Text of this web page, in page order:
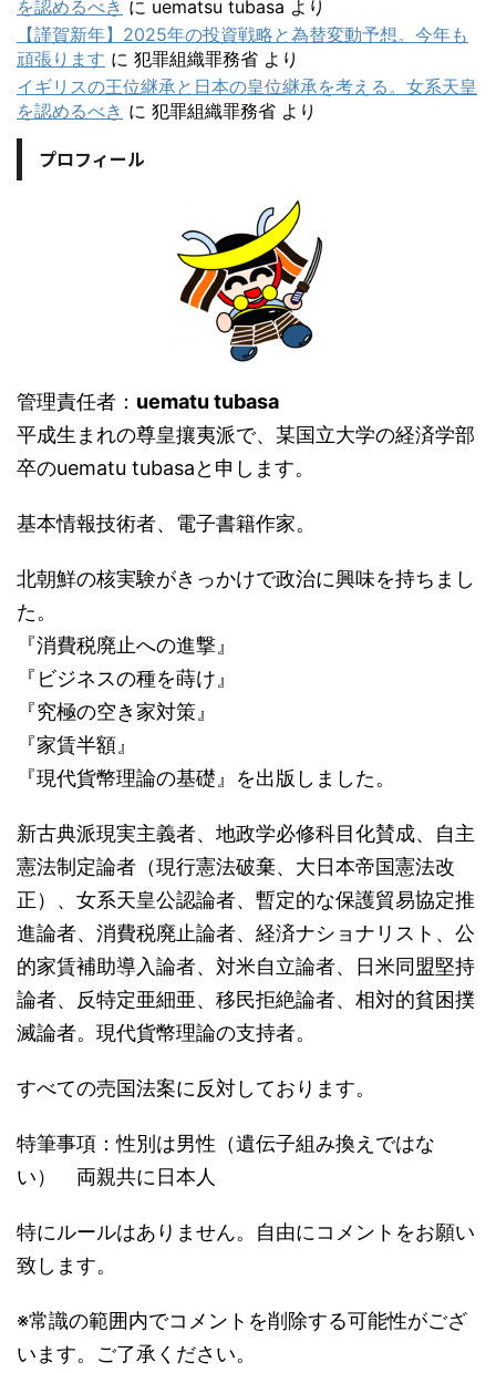
を認めるべき に uematsu tubasa より
【謹賀新年】2025年の投資戦略と為替変動予想。今年も
頑張ります に 犯罪組織罪務省 より
イギリスの王位継承と日本の皇位継承を考える。女系天皇
を認めるべき に 犯罪組織罪務省 より
プロフィール
管理責任者： uematu tubasa
平成生まれの尊皇攘夷派で、某国立大学の経済学部
卒のuematu tubasaと申します。
基本情報技術者、電子書籍作家。
北朝鮮の核実験がきっかけで政治に興味を持ちまし
た。
『消費税廃止への進撃』
『ビジネスの種を蒔け』
『究極の空き家対策』
『家賃半額』
『現代貨幣理論の基礎』を出版しました。
新古典派現実主義者、地政学必修科目化賛成、自主
憲法制定論者（現行憲法破棄、大日本帝国憲法改
正）、女系天皇公認論者、暫定的な保護貿易協定推
進論者、消費税廃止論者、経済ナショナリスト、公
的家賃補助導入論者、対米自立論者、日米同盟堅持
論者、反特定亜細亜、移民拒絶論者、相対的貧困撲
滅論者。現代貨幣理論の支持者。
すべての売国法案に反対しております。
特筆事項：性別は男性（遺伝子組み換えではな
い） 両親共に日本人
特にルールはありません。自由にコメントをお願い
致します。
※常識の範囲内でコメントを削除する可能性がござ
います。ご了承ください。